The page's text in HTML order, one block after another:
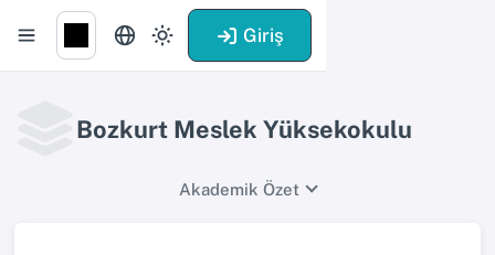
Giriş
Bozkurt Meslek Yüksekokulu
Akademik Özet